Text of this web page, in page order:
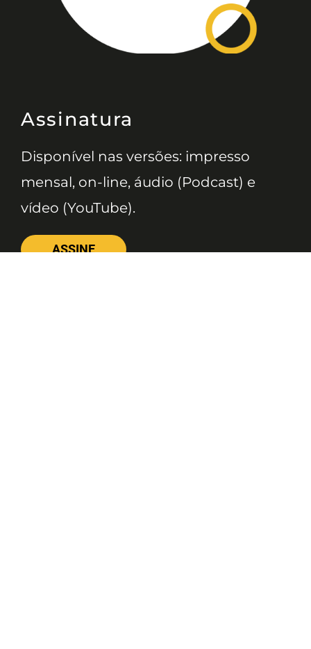
Assinatura
Disponível nas versões: impresso
mensal, on-line, áudio (Podcast) e
vídeo (YouTube).
ASSINE